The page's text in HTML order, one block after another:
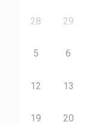
28 29
5 6
12 13
19 20